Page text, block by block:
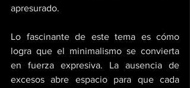
apresurado.
Lo fascinante de este tema es cómo
logra que el minimalismo se convierta
en fuerza expresiva. La ausencia de
excesos abre espacio para que cada